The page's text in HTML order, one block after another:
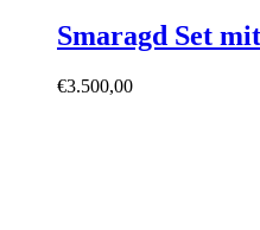
Smaragd Set
€3.500,00